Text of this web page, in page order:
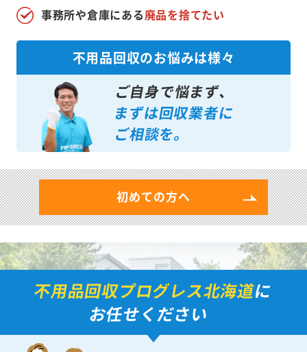
事務所や倉庫にある廃品を捨てたい
不用品回収のお悩みは様々
ご自身で悩まず、
まずは回収業者に
ご相談を。
初めての方へ
不用品回収プログレス北海道に
お任せください